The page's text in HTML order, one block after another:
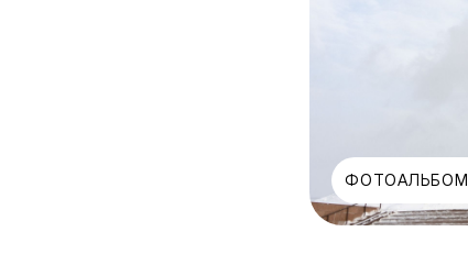
ФОТОАЛЬБОМ